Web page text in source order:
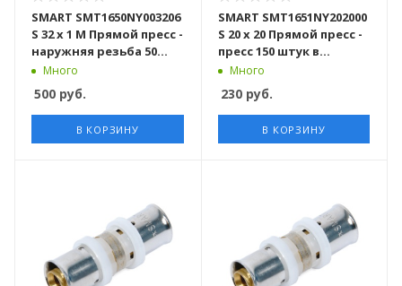
SMART SMT1650NY003206
S 32 x 1 M Прямой пресс -
наружняя резьба 50
штук в упаковке
Много
500 руб.
В КОРЗИНУ
SMART SMT1651NY202000
S 20 x 20 Прямой пресс -
пресс 150 штук в
упаковке
Много
230руб.
В КОРЗИНУ